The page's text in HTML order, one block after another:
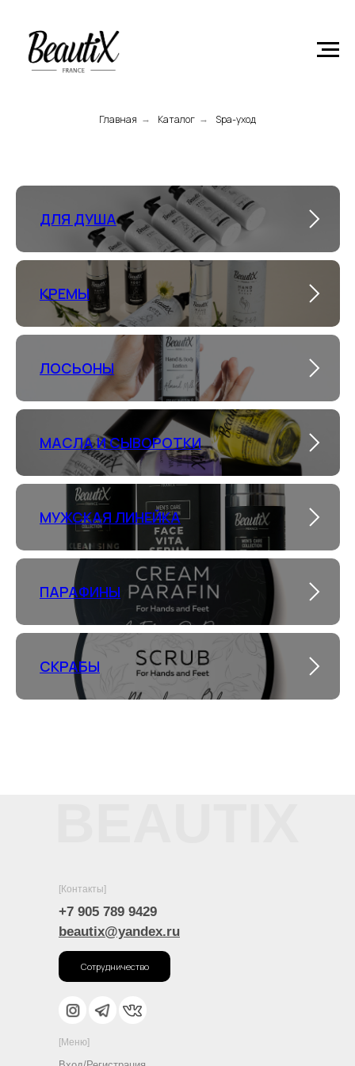
Главная → Каталог → Spa-уход
ДЛЯ ДУША
КРЕМЫ
ЛОСЬОНЫ
МАСЛА И СЫВОРОТКИ
МУЖСКАЯ ЛИНЕЙКА
ПАРАФИНЫ
СКРАБЫ
[Контакты]
+7 905 789 9429
beautix@yandex.ru
[Меню]
Сотрудничество